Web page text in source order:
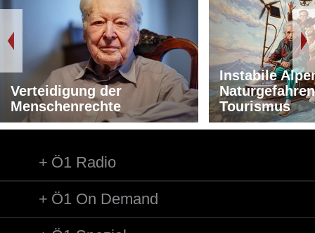
Verteidigung der
Menschenrechte
Instabile
Tourismus
Ö1 Radio
Ö1 On Demand